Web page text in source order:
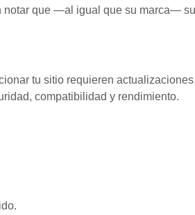
que —al igual que su marca—
tu sitio requieren actualizaciones.
compatibilidad y rendimiento.